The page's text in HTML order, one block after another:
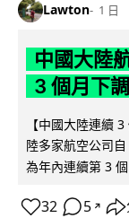
Lawton 1 日
中國大陸
3 個月下調
【中國大陸連續
陸多家航空公司
為年內連續第 3
32 5 ↗